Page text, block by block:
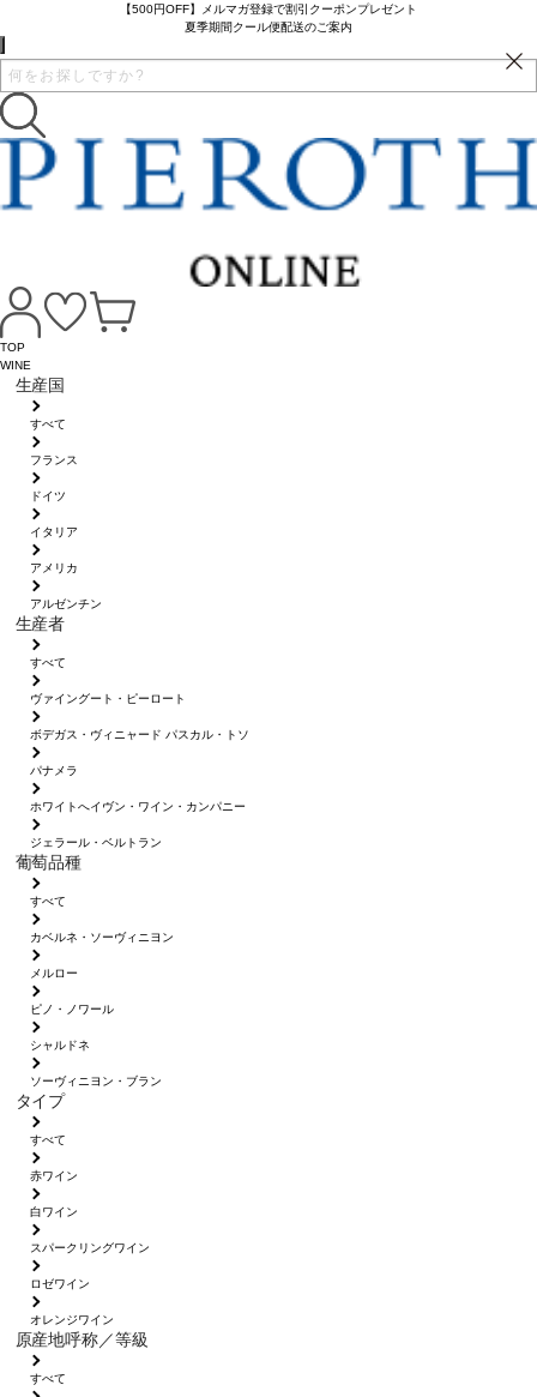
【500円OFF】メルマガ登録で割引クーポンプレゼント
夏季期間クール便配送のご案内
TOP
WINE
生産国
すべて
フランス
ドイツ
イタリア
アメリカ
アルゼンチン
生産者
すべて
ヴァイングート・ピーロート
ボデガス・ヴィニャード パスカル・トソ
パナメラ
ホワイトへイヴン・ワイン・カンパニー
ジェラール・ベルトラン
葡萄品種
すべて
カベルネ・ソーヴィニヨン
メルロー
ピノ・ノワール
シャルドネ
ソーヴィニヨン・ブラン
タイプ
すべて
赤ワイン
白ワイン
スパークリングワイン
ロゼワイン
オレンジワイン
原産地呼称／等級
すべて